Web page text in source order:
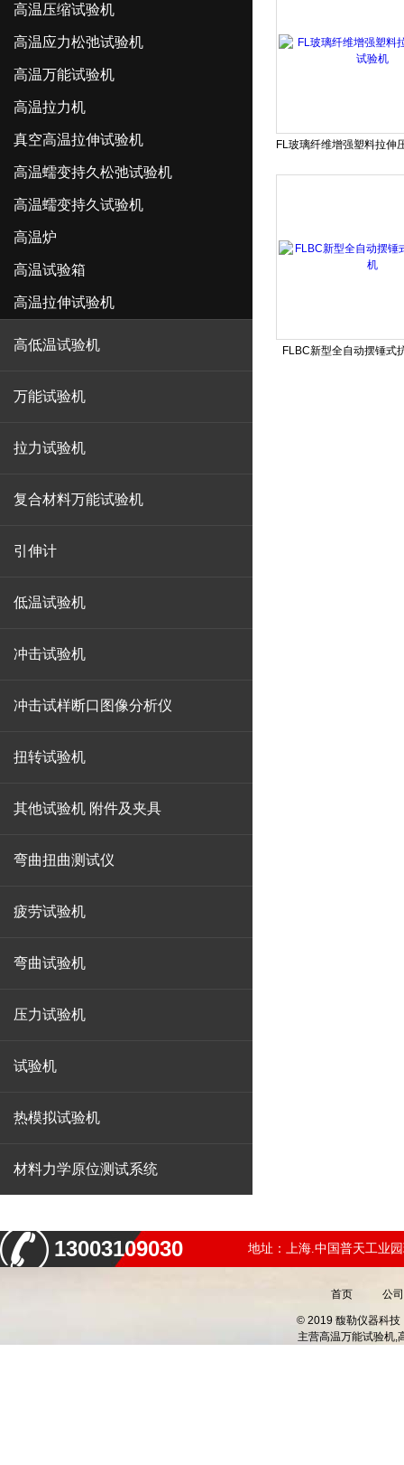
高温压缩试验机
高温应力松弛试验机
高温万能试验机
高温拉力机
真空高温拉伸试验机
高温蠕变持久松弛试验机
高温蠕变持久试验机
高温炉
高温试验箱
高温拉伸试验机
高低温试验机
万能试验机
拉力试验机
复合材料万能试验机
引伸计
低温试验机
冲击试验机
冲击试样断口图像分析仪
扭转试验机
其他试验机 附件及夹具
弯曲扭曲测试仪
疲劳试验机
弯曲试验机
压力试验机
试验机
热模拟试验机
材料力学原位测试系统
FLBC新型全自动摆锤式
13003109030 地址：上海.中国普天工业
首页 公
© 2019 馥勒仪器科技
主营高温万能试验机,